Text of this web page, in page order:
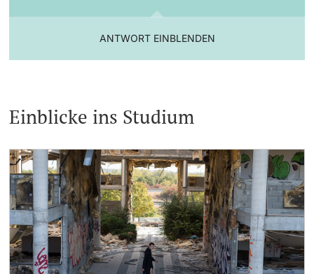
ANTWORT EINBLENDEN
Einblicke ins Studium